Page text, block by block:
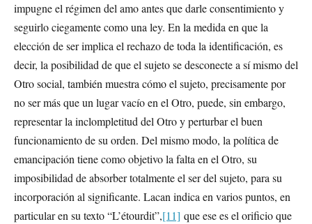
impugne el régimen del amo antes que darle consentimiento y
seguirlo ciegamente como una ley. En la medida en que la
elección de ser implica el rechazo de toda la identificación, es
decir, la posibilidad de que el sujeto se desconecte a sí mismo del
Otro social, también muestra cómo el sujeto, precisamente por
no ser más que un lugar vacío en el Otro, puede, sin embargo,
representar la inclompletitud del Otro y perturbar el buen
funcionamiento de su orden. Del mismo modo, la política de
emancipación tiene como objetivo la falta en el Otro, su
imposibilidad de absorber totalmente el ser del sujeto, para su
incorporación al significante. Lacan indica en varios puntos, en
particular en su texto “L’étourdit”,[11] que ese es el orificio que